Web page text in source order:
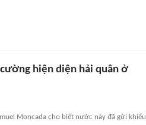
hiện diện hải quân ở
Moncada cho biết nước này đã gửi khiếu